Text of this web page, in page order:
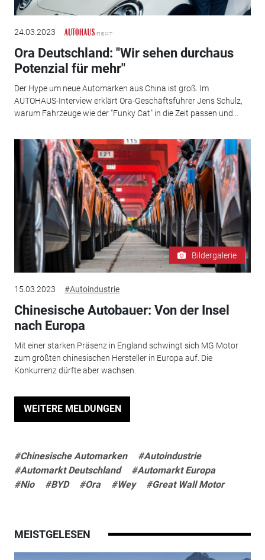
24.03.2023
Ora Deutschland: "Wir sehen durchaus
Potenzial für mehr"
Der Hype um neue Automarken aus China ist groß. Im
AUTOHAUS-Interview erklärt Ora-Geschäftsführer Jens Schulz,
warum Fahrzeuge wie der "Funky Cat" in die Zeit passen und...
Bildergalerie
15.03.2023 #Autoindustrie
Chinesische Autobauer: Von der Insel
nach Europa
Mit einer starken Präsenz in England schwingt sich MG Motor
zum größten chinesischen Hersteller in Europa auf. Die
Konkurrenz dürfte aber wachsen.
WEITERE MELDUNGEN
#Chinesische Automarken
#Autoindustrie
#Automarkt Deutschland
#Automarkt Europa
#Nio
#BYD #Ora #Wey #Great Wall Motor
MEISTGELESEN